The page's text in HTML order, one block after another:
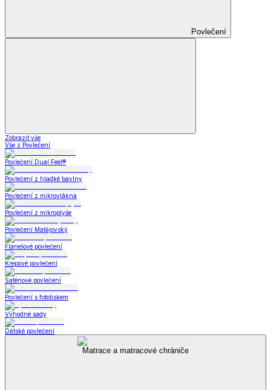
Povlečení
Zobrazit vše
Vše z Povlečení
Povlečení Dual Feel®
Povlečení z hladké bavlny
Povlečení z mikrovlákna
Povlečení z mikroplyše
Povlečení Matějovský
Flanelové povlečení
Krepové povlečení
Saténové povlečení
Povlečení s fototiskem
Výhodné sady
Dětské povlečení
Matrace a matracové chrániče